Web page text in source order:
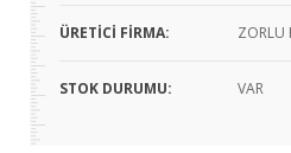
ÜRETICI FIRMA: ZORLU
STOK DURUMU: VAR